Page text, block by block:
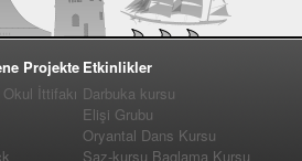
Projekte
İttifakı
Etkinlikler
Darbuka kursu
Elişi Grubu
Oryantal Dans Kursu
Saz-kursu Baglama Kursu